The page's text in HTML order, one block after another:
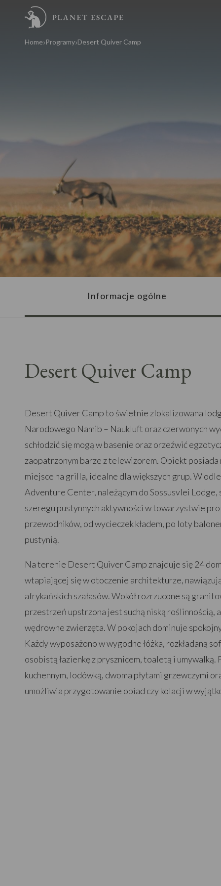
Home Programy Desert Quiver Camp
Informacje ogólne
Desert Quiver Camp
Desert Quiver Camp to świetnie zlokalizowana
Narodowego Namib – Naukluft oraz czerwonych
schłodzić się mogą w basenie oraz orzeźwić
zaopatrzonym barze z telewizorem. Obiekt
miejsce na grilla, idealne dla większych grup. W
Adventure Center, należącym do Sossusvlei Lodge,
szeregu pustynnych aktywności w towarzystwie
przewodników, od wycieczek kładem, po loty
pustynią.
Na terenie Desert Quiver Camp znajduje się 24
wtapiającej się w otoczenie architekturze,
afrykańskich szałasów. Wokół rozrzucone są
przestrzeń upstrzona jest suchą niską roślinnością,
wędrowne zwierzęta. W pokojach dominuje
Każdy wyposażono w wygodne łóżka, rozkładaną
osobistą łazienkę z prysznicem, toaletą i
kuchennym, lodówką, dwoma płytami grzewczymi
umożliwia przygotowanie obiad czy kolacji w